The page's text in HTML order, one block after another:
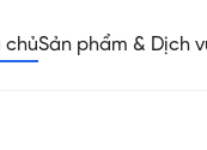
chủSản phẩm & Dịch